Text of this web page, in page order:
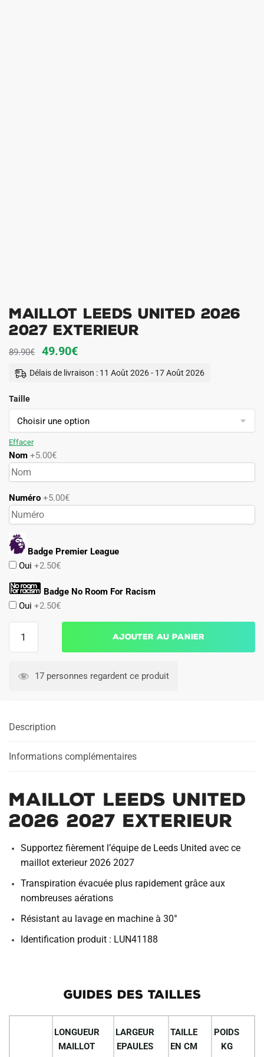
Maillot Leeds United 2026
2027 Exterieur
89.90€
Le
prix
89.90€.
49.90€Le
prix
49.90€.
Délais de livraison : 11 Août 2026 - 17 Août 2026
Taille
Effacer
Nom +5.00€
Numéro +5.00€
Badge Premier League
Oui +2.50€
Badge No Room For Racism
Oui +2.50€
Leeds
Exterieur
Ajouter au panier
17 personnes regardent ce produit
Description
Informations complémentaires
Maillot Leeds United
2026 2027 Exterieur
Supportez fièrement l’équipe de Leeds United avec ce
maillot exterieur 2026 2027
Transpiration évacuée plus rapidement grâce aux
nombreuses aérations
Résistant au lavage en machine à 30°
Identification produit : LUN41188
GUIDES DES TAILLES
LONGUEUR
MAILLOT
LARGEUR
EPAULES
TAILLE
EN CM
POIDS
KG